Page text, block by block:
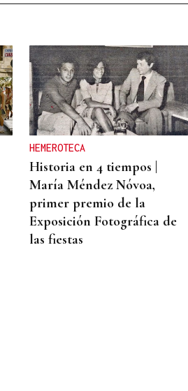
HEMEROTECA
Historia en 4 tiempos |
María Méndez Nóvoa,
primer premio de la
Exposición Fotográfica de
las fiestas